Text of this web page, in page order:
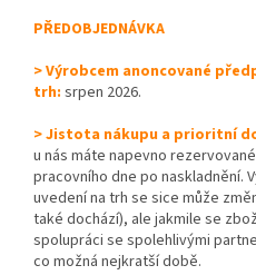
PŘEDOBJEDNÁVKA
> Výrobcem anoncované
trh: srpen 2026.
> Jistota nákupu a prioritní
u nás máte napevno
pracovního dne po naskladnění.
uvedení na trh se sice může
také dochází), ale jakmile se
spolupráci se spolehlivými
co možná nejkratší době.